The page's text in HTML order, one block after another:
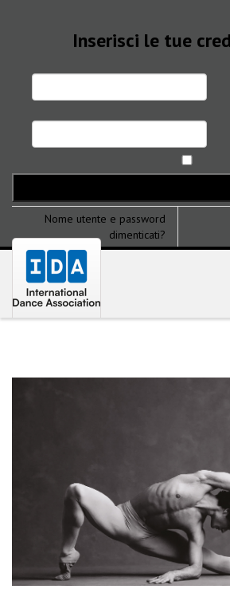
Inserisci le tue
Nome utente e password
dimenticati?